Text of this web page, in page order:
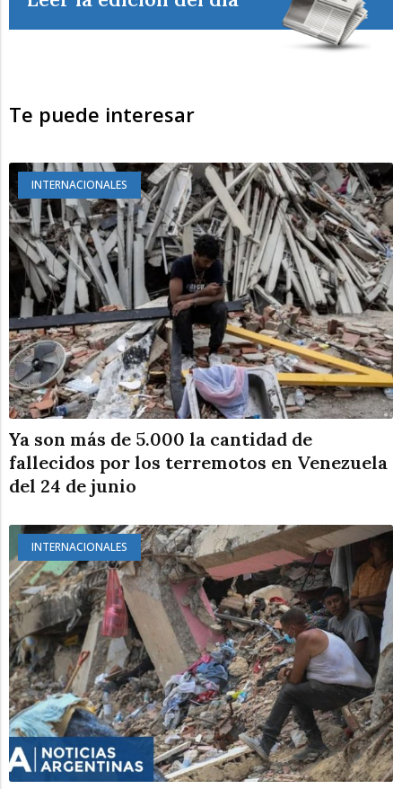
Te puede interesar
INTERNACIONALES
Ya son más de 5.000 la cantidad de
fallecidos por los terremotos en Venezuela
del 24 de junio
INTERNACIONALES